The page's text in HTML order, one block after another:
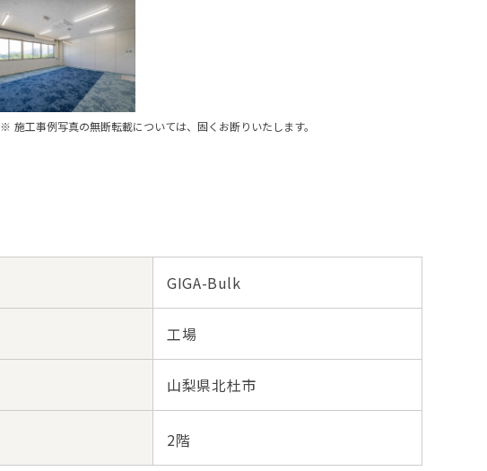
※ 施工事例写真の無断転載については、固くお断りいたします。
GIGA-Bulk
工場
山梨県北杜市
2階